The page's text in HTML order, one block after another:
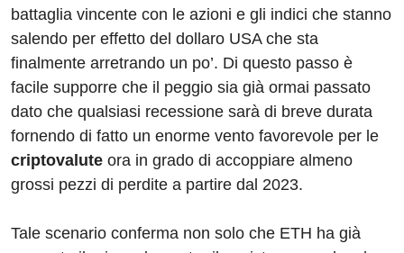
battaglia vincente con le azioni e gli indici che stanno
salendo per effetto del dollaro USA che sta
finalmente arretrando un po’. Di questo passo è
facile supporre che il peggio sia già ormai passato
dato che qualsiasi recessione sarà di breve durata
fornendo di fatto un enorme vento favorevole per le
criptovalute ora in grado di accoppiare almeno
grossi pezzi di perdite a partire dal 2023.
Tale scenario conferma non solo che ETH ha già